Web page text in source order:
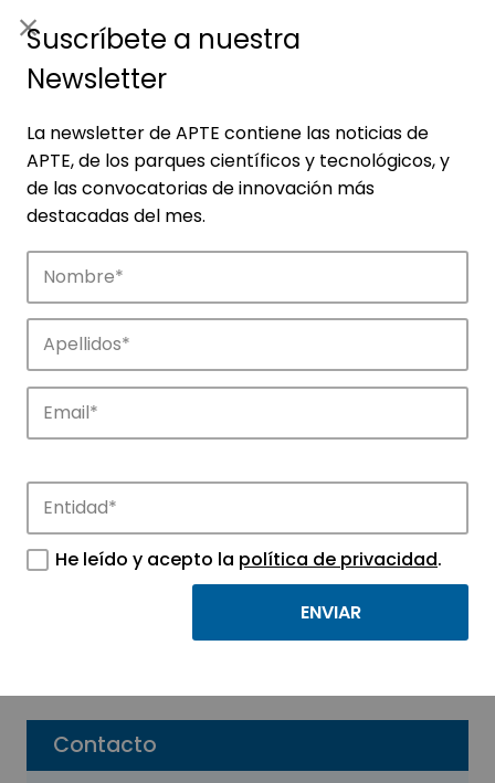
Empresas
Descubre las empresas que impulsan la
innovación en los parques de APTE.
Contacto
Vilmorin Ibérica
AGROALIMENTACIÓN -
Suscríbete a nuestra
Newsletter
La newsletter de APTE contiene las noticias de
APTE, de los parques científicos y tecnológicos, y
de las convocatorias de innovación más
destacadas del mes.
He leído y acepto la política de privacidad.